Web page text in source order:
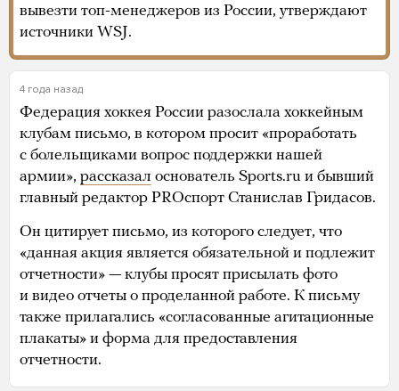
вывезти топ-менеджеров из России, утверждают
источники WSJ.
4 года назад
Федерация хоккея России разослала хоккейным
клубам письмо, в котором просит «проработать
с болельщиками вопрос поддержки нашей
армии», рассказал основатель Sports.ru и бывший
главный редактор PROcпорт Станислав Гридасов.
Он цитирует письмо, из которого следует, что
«данная акция является обязательной и подлежит
отчетности» — клубы просят присылать фото
и видео отчеты о проделанной работе. К письму
также прилагались «согласованные агитационные
плакаты» и форма для предоставления
отчетности.